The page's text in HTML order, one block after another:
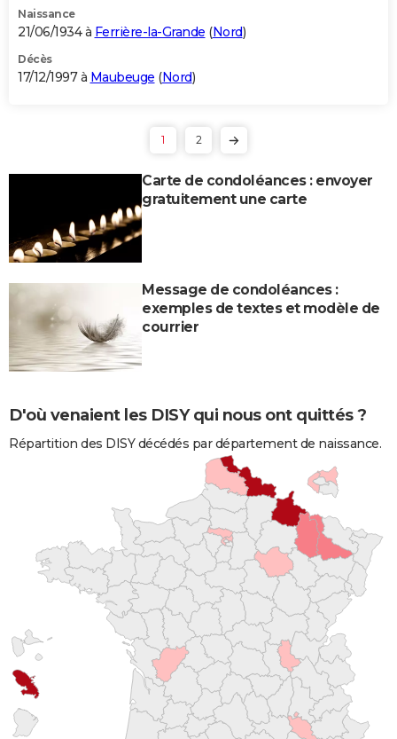
Naissance
21/06/1934 à Ferrière-la-Grande (Nord)
Décès
17/12/1997 à Maubeuge (Nord)
1 2
Carte de condoléances : envoyer
gratuitement une carte
Message de condoléances :
exemples de textes et modèle de
courrier
D'où venaient les DISY qui nous ont quittés ?
Répartition des DISY décédés par département de naissance.